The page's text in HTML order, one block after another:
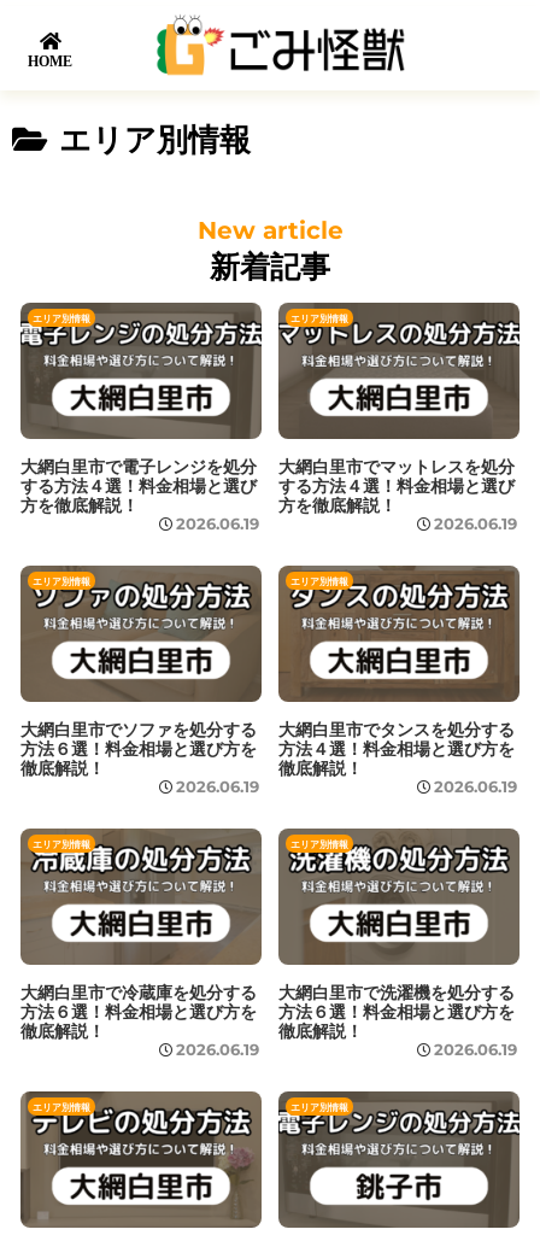
HOME
エリア別情報
新着記事
エリア別情報
大網白里市で電子レンジを処分
する方法４選！料金相場と選び
方を徹底解説！
2026.06.19
エリア別情報
大網白里市でマットレスを処分
する方法４選！料金相場と選び
方を徹底解説！
2026.06.19
エリア別情報
大網白里市でソファを処分する
方法６選！料金相場と選び方を
徹底解説！
2026.06.19
エリア別情報
大網白里市でタンスを処分する
方法４選！料金相場と選び方を
徹底解説！
2026.06.19
エリア別情報
大網白里市で冷蔵庫を処分する
方法６選！料金相場と選び方を
徹底解説！
2026.06.19
エリア別情報
大網白里市で洗濯機を処分する
方法６選！料金相場と選び方を
徹底解説！
2026.06.19
エリア別情報 エリア別情報